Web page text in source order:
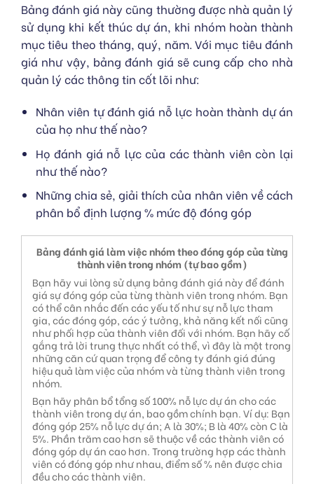
Bảng đánh giá này cũng thường được nhà quản lý
sử dụng khi kết thúc dự án, khi nhóm hoàn thành
mục tiêu theo tháng, quý, năm. Với mục tiêu đánh
giá như vậy, bảng đánh giá sẽ cung cấp cho nhà
quản lý các thông tin cốt lõi như:
Nhân viên tự đánh giá nỗ lực hoàn thành dự án
của họ như thế nào?
Họ đánh giá nỗ lực của các thành viên còn lại
như thế nào?
Những chia sẻ, giải thích của nhân viên về cách
phân bổ định lượng % mức độ đóng góp
Bảng đánh giá làm việc nhóm theo đóng góp của từng
thành viên trong nhóm (tự bao gồm)
Bạn hãy vui lòng sử dụng bảng đánh giá này để đánh
giá sự đóng góp của từng thành viên trong nhóm. Bạn
có thể cân nhắc đến các yếu tố như sự nỗ lực tham
gia, các đóng góp, các ý tưởng, khả năng kết nối cũng
như phối hợp của thành viên đối với nhóm. Bạn hãy cố
gắng trả lời trung thực nhất có thể, vì đây là một trong
những căn cứ quan trọng để công ty đánh giá đúng
hiệu quả làm việc của nhóm và từng thành viên trong
nhóm.
Bạn hãy phân bổ tổng số 100% nỗ lực dự án cho các
thành viên trong dự án, bao gồm chính bạn. Ví dụ: Bạn
đóng góp 25% nỗ lực dự án; A là 30%; B là 40% còn C là
5%. Phần trăm cao hơn sẽ thuộc về các thành viên có
đóng góp dự án cao hơn. Trong trường hợp các thành
viên có đóng góp như nhau, điểm số % nên được chia
đều cho các thành viên.